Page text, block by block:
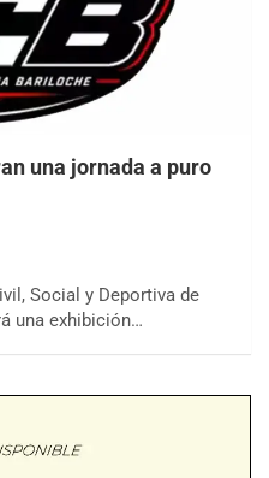
una jornada a puro
Social y Deportiva de
una exhibición…